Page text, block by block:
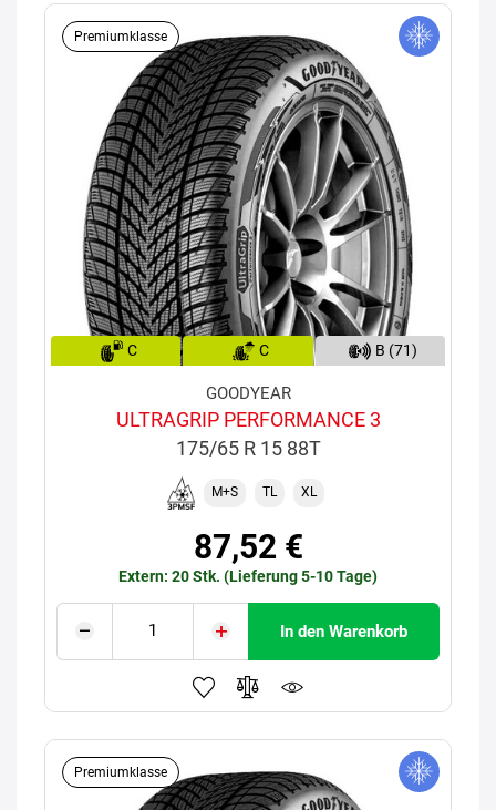
Premiumklasse
C C B (71)
GOODYEAR
ULTRAGRIP PERFORMANCE 3
175/65 R 15 88T
M+S TL XL
87,52 €
Extern: 20 Stk. (Lieferung 5-10 Tage)
In den Warenkorb
Premiumklasse